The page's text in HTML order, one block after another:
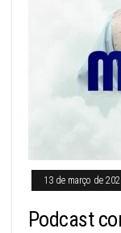
13 de março de
Podcast